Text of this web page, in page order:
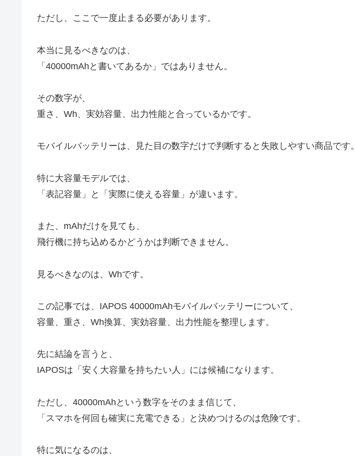
ただし、ここで一度止まる必要があります。
本当に見るべきなのは、
「40000mAhと書いてあるか」ではありません。
その数字が、
重さ、Wh、実効容量、出力性能と合っているかです。
モバイルバッテリーは、見た目の数字だけで判断すると失敗しやすい商品です。
特に大容量モデルでは、
「表記容量」と「実際に使える容量」が違います。
また、mAhだけを見ても、
飛行機に持ち込めるかどうかは判断できません。
見るべきなのは、Whです。
この記事では、IAPOS 40000mAhモバイルバッテリーについて、
容量、重さ、Wh換算、実効容量、出力性能を整理します。
先に結論を言うと、
IAPOSは「安く大容量を持ちたい人」には候補になります。
ただし、40000mAhという数字をそのまま信じて、
「スマホを何回も確実に充電できる」と決めつけるのは危険です。
特に気になるのは、